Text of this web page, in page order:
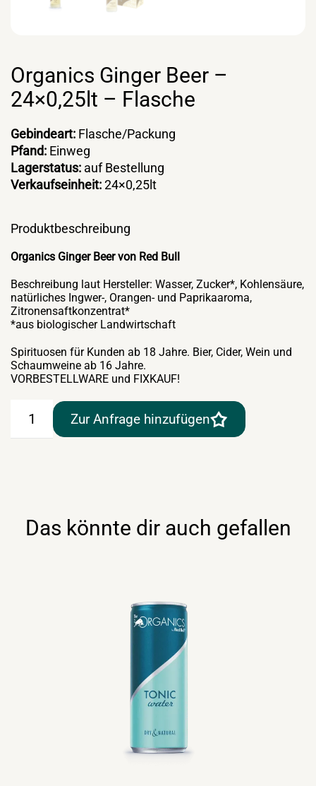
Organics Ginger Beer –
24×0,25lt – Flasche
Gebindeart: Flasche/Packung
Pfand: Einweg
Lagerstatus: auf Bestellung
Verkaufseinheit:24×0,25lt
Produktbeschreibung
Organics Ginger Beer von Red Bull
Beschreibung laut Hersteller: Wasser, Zucker*, Kohlensäure,
natürliches Ingwer-, Orangen- und Paprikaaroma,
Zitronensaftkonzentrat*
*aus biologischer Landwirtschaft
Spirituosen für Kunden ab 18 Jahre. Bier, Cider, Wein und
Schaumweine ab 16 Jahre.
VORBESTELLWARE und FIXKAUF!
Organics
Ginger
Zur Anfrage hinzufügen
Das könnte dir auch gefallen